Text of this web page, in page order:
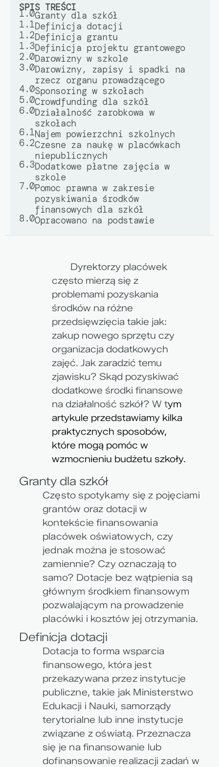
SPIS TREŚCI
1.0Granty dla szkół
1.1Definicja dotacji
1.2Definicja grantu
1.3Definicja projektu grantowego
2.0Darowizny w szkole
3.0Darowizny, zapisy i spadki na
rzecz organu prowadzącego
4.0Sponsoring w szkołach
5.0Crowdfunding dla szkół
6.0Działalność zarobkowa w
szkołach
6.1Najem powierzchni szkolnych
6.2Czesne za naukę w placówkach
niepublicznych
6.3Dodatkowe płatne zajęcia w
szkole
7.0Pomoc prawna w zakresie
pozyskiwania środków
finansowych dla szkół
8.0Opracowano na podstawie
Dyrektorzy placówek
często mierzą się z
problemami pozyskania
środków na różne
przedsięwzięcia takie jak:
zakup nowego sprzętu czy
organizacja dodatkowych
zajęć. Jak zaradzić temu
zjawisku? Skąd pozyskiwać
dodatkowe środki finansowe
na działalność szkół? W tym
artykule przedstawiamy kilka
praktycznych sposobów,
które mogą pomóc w
wzmocnieniu budżetu szkoły.
Granty dla szkół
Często spotykamy się z pojęciami
grantów oraz dotacji w
kontekście finansowania
placówek oświatowych, czy
jednak można je stosować
zamiennie? Czy oznaczają to
samo? Dotacje bez wątpienia są
głównym środkiem finansowym
pozwalającym na prowadzenie
placówki i kosztów jej otrzymania.
Definicja dotacji
Dotacja to forma wsparcia
finansowego, która jest
przekazywana przez instytucje
publiczne, takie jak Ministerstwo
Edukacji i Nauki, samorządy
terytorialne lub inne instytucje
związane z oświatą. Przeznacza
się je na finansowanie lub
dofinansowanie realizacji zadań w